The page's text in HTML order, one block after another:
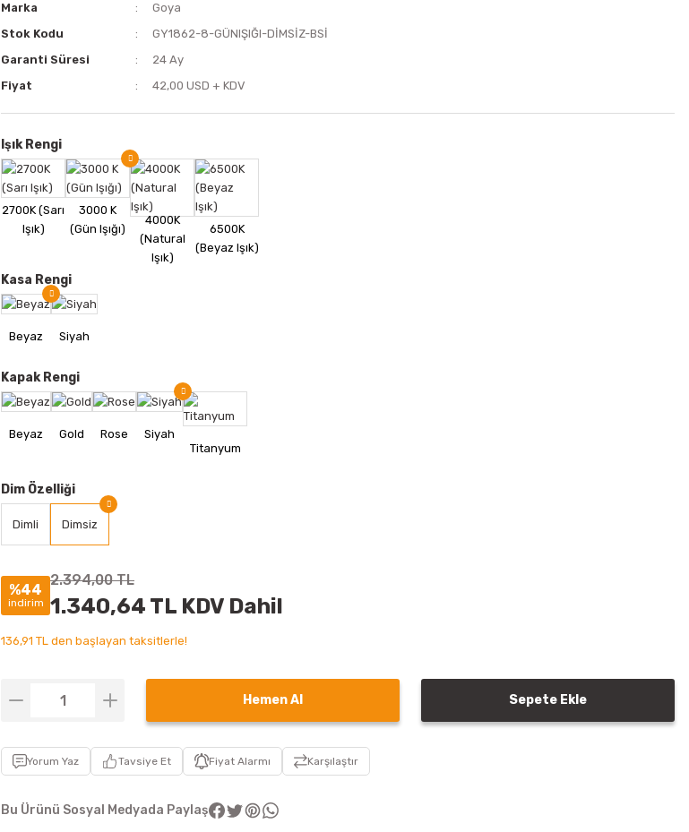
Marka
Goya
Stok Kodu
GY1862-8-GÜNIŞIĞI-DİMSİZ-BSİ
Garanti Süresi
24 Ay
Fiyat
42,00 USD + KDV
Işık Rengi
Kasa Rengi
Kapak Rengi
Dim Özelliği
Dimli Dimsiz
%44
indirim
2.394,00 TL
1.340,64 TL KDV Dahil
136,91 TL den başlayan taksitlerle!
Hemen Al Sepete Ekle
Yorum Yaz Tavsiye Et Fiyat Alarmı Karşılaştır
Bu Ürünü Sosyal Medyada Paylaş